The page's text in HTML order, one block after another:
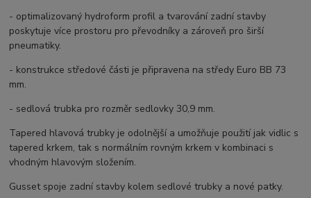
- optimalizovaný hydroform profil a tvarování zadní stavby
poskytuje více prostoru pro převodníky a zároveň pro širší
pneumatiky.
- konstrukce středové části je připravena na středy Euro BB 73
mm.
- sedlová trubka pro rozměr sedlovky 30,9 mm.
Tapered hlavová trubky je odolnější a umožňuje použití jak vidlic s
tapered krkem, tak s normálním rovným krkem v kombinaci s
vhodným hlavovým složením.
Gusset spoje zadní stavby kolem sedlové trubky a nové patky.